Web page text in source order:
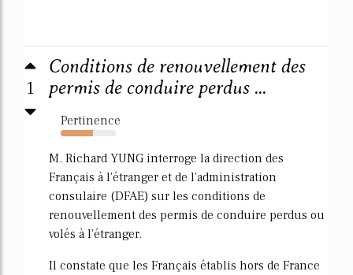
1
Conditions de renouvellement des
permis de conduire perdus ...
Pertinence
58%
M. Richard YUNG interroge la direction des
Français à l'étranger et de l'administration
consulaire (DFAE) sur les conditions de
renouvellement des permis de conduire perdus ou
volés à l'étranger.
Il constate que les Français établis hors de France